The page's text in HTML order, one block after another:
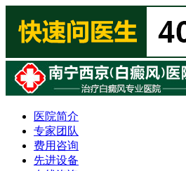
医院简介
专家团队
费用咨询
先进设备